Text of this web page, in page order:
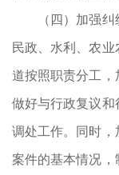
（四）加强纠纷
民政、水利、农
道按照职责分工，
做好与行政复议
调处工作。同时
案件的基本情况